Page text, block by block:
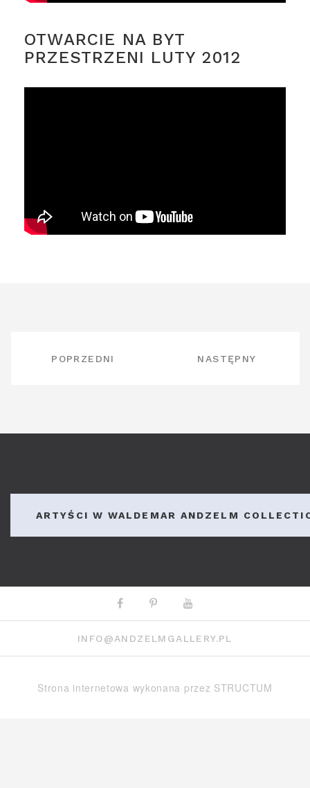
OTWARCIE NA BYT
PRZESTRZENI LUTY 2012
WPISUPOPRZEDNI NASTĘPNY
ARTYŚCI W WALDEMAR ANDZELM
Strona internetowa wykonana przez STRUCTUM
FacebookPinterest
INFO@ANDZELMGALLERY.PL